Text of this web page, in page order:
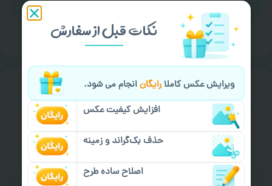
خیالت راحت ازسفارش گیری
نکات قبل از سفارش
ویرایش عکس کاملارایگانانجام می شود.
افزایش کیفیت عکس
حذف بک‌گراند و زمینه
اصلاح ساده طرح